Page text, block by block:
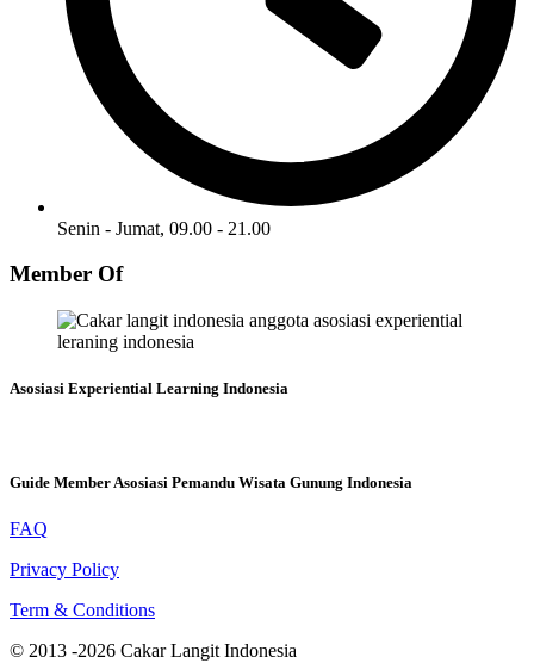
Senin - Jumat, 09.00 - 21.00
Member Of
Asosiasi Experiential Learning Indonesia
Guide Member Asosiasi Pemandu Wisata Gunung Indonesia
FAQ
Privacy Policy
Term & Conditions
© 2013 -2026 Cakar Langit Indonesia